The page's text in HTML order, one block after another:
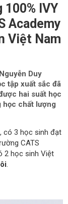
IVY
Academy
Việt Nam
Duy
tập xuất sắc đã
hai suất học
học chất lượng
có 3 học sinh đạt
CATS
2 học sinh Việt
.